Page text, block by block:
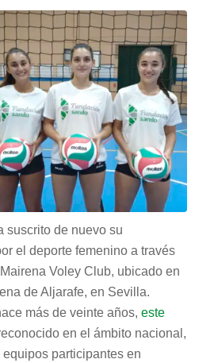
suscrito de nuevo su
el deporte femenino a través
Voley Club, ubicado en
de Aljarafe, en Sevilla.
más de veinte años, este
en el ámbito nacional,
participantes en